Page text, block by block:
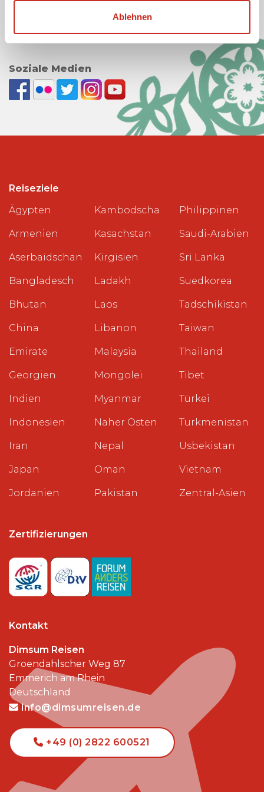
Ablehnen
Cookie-Richtlinie Dimsum Reisen
Datenschutzrichtlinie
Soziale Medien
Reiseziele
Ägypten
Armenien
Aserbaidschan
Bangladesch
Bhutan
China
Emirate
Georgien
Indien
Indonesien
Iran
Japan
Jordanien
Kambodscha
Kasachstan
Kirgisien
Ladakh
Laos
Libanon
Malaysia
Mongolei
Myanmar
Naher Osten
Nepal
Oman
Pakistan
Philippinen
Saudi-Arabien
Sri Lanka
Suedkorea
Tadschikistan
Taiwan
Thailand
Tibet
Türkei
Turkmenistan
Usbekistan
Vietnam
Zentral-Asien
Zertifizierungen
Kontakt
Dimsum Reisen
Groendahlscher Weg 87
Emmerich am Rhein
Deutschland
info@dimsumreisen.de
+49 (0) 2822 600521